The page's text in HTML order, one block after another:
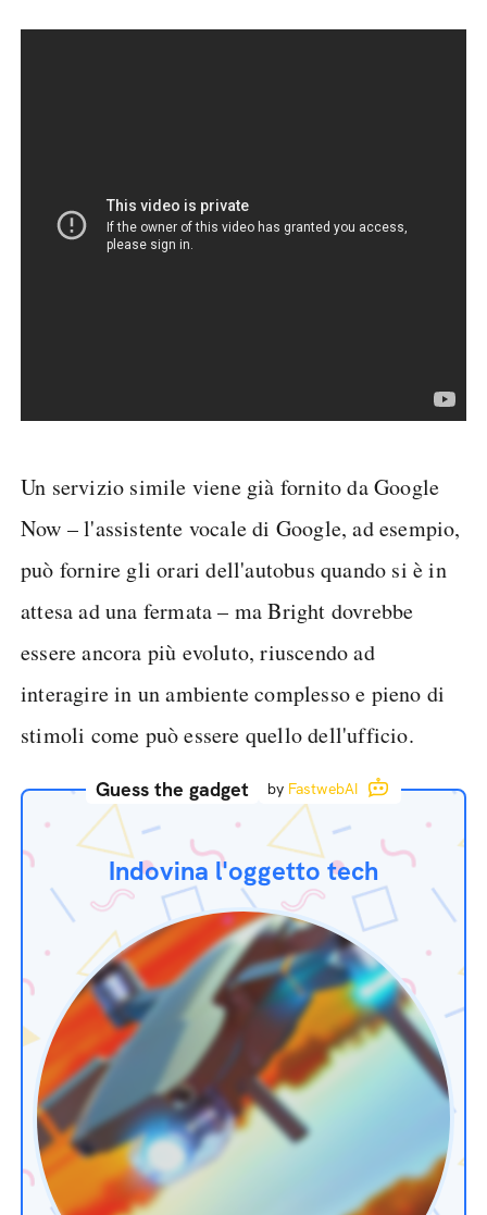
Un servizio simile viene già fornito da Google
Now – l'assistente vocale di Google, ad esempio,
può fornire gli orari dell'autobus quando si è in
attesa ad una fermata – ma Bright dovrebbe
essere ancora più evoluto, riuscendo ad
interagire in un ambiente complesso e pieno di
stimoli come può essere quello dell'ufficio.
Guess the gadget by FastwebAI
Indovina l'oggetto tech